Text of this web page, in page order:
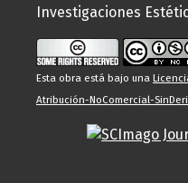
Investigaciones
Esta obra está bajo una
Atribución-NoComercial-